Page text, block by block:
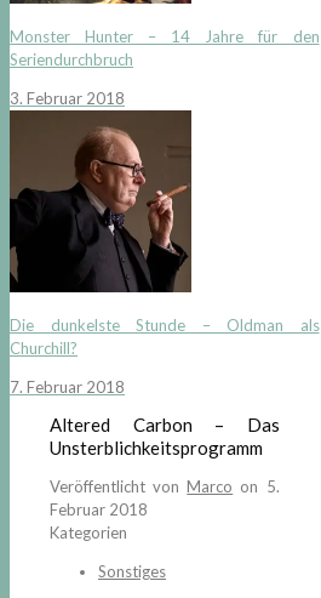
Monster Hunter – 14 Jahre für den
Seriendurchbruch
3. Februar 2018
Die dunkelste Stunde – Oldman als
Churchill?
7. Februar 2018
Altered Carbon – Das
Unsterblichkeitsprogramm
Veröffentlicht von Marco on 5.
Februar 2018
Kategorien
Sonstiges